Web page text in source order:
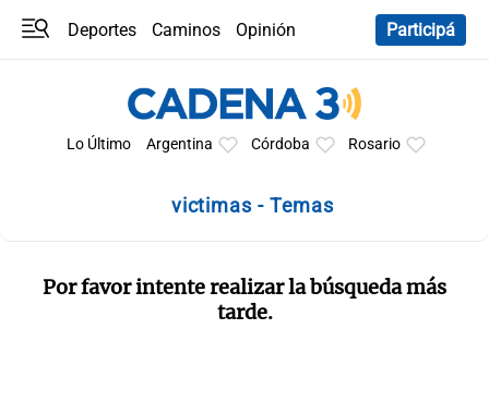
Deportes Caminos
Opinión
Participá
Lo Último Argentina Córdoba Rosario
victimas - Temas
Por favor intente realizar la búsqueda más
tarde.